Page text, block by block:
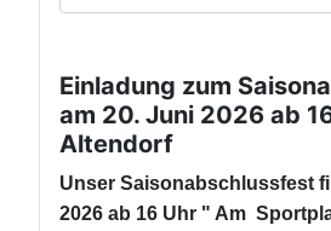
Einladung zum
am 20. Juni 2026 ab
Altendorf
Unser Saisonabschlussfest
2026 ab 16 Uhr " Am